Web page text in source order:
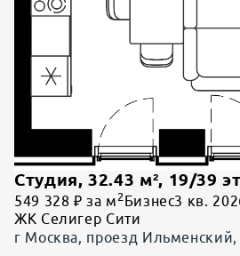
Студия, 32.43 м², 19/39
549 328 ₽ за м 2 Бизнес3 кв.
ЖК Селигер Сити
г Москва, проезд